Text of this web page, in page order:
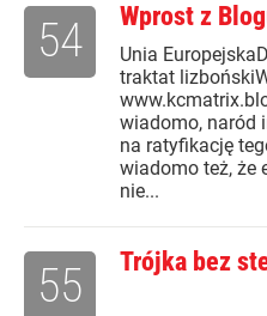
Wprost z
Unia
traktat
wiadomo, naród
na ratyfikację
wiadomo też, że
nie...
54
Trójka bez
55